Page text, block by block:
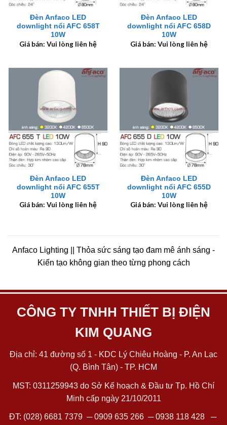
Đèn Anfaco LED
downlight nổi AFC 658T
10W
Giá bán: Vui lòng liên hệ
Đèn Anfaco LED
downlight nổi AFC 658D
10W
Giá bán: Vui lòng liên hệ
Đèn Anfaco LED
downlight nổi AFC 655T
10W
Giá bán: Vui lòng liên hệ
Đèn Anfaco LED
downlight nổi AFC 655D
10W
Giá bán: Vui lòng liên hệ
Anfaco Lighting || Thỏa sức sáng tạo đam mê ánh sáng -
Kiến tạo không gian theo từng phong cách
CÔNG TY TNHH THIẾT BỊ ĐIỆN
KIM QUANG
Địa chỉ: 41 đường số 1 - KDC Lý Chiêu Hoàng - P. An Lạc
(Q. Bình Tân) - TP. HCM
MST: 0311259943 do Sở Kế hoạch & Đầu tư Tp. Hồ Chí
Minh cấp ngày 21/10/2011
ĐT: (028) 6681 7379 ─0909 635 266─0938 118 428─